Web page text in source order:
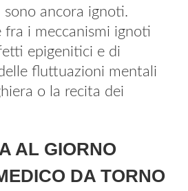
ancora ignoti.
fra i meccanismi ignoti
epigenitici e di
fluttuazioni mentali
o la recita dei
AL GIORNO
DA TORNO